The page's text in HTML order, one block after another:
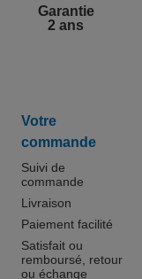
Garantie
2 ans
Votre
commande
Suivi de
commande
Livraison
Paiement facilité
Satisfait ou
remboursé, retour
ou échange